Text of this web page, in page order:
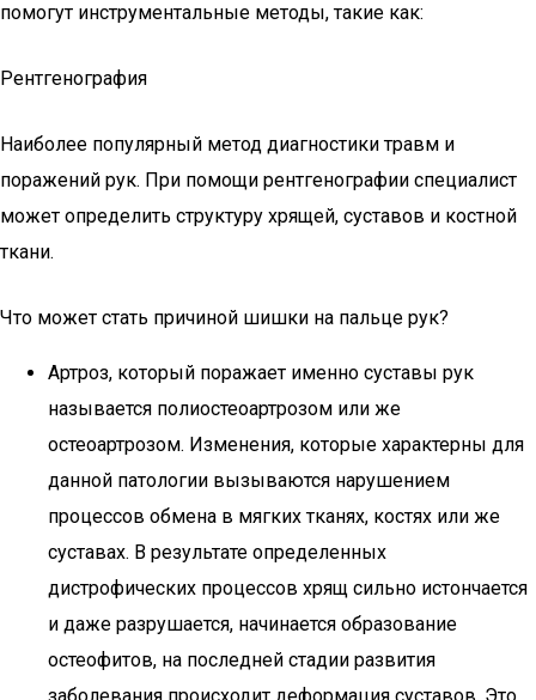
помогут инструментальные методы, такие как:
Рентгенография
Наиболее популярный метод диагностики травм и
поражений рук. При помощи рентгенографии специалист
может определить структуру хрящей, суставов и костной
ткани.
Что может стать причиной шишки на пальце рук?
Артроз, который поражает именно суставы рук
называется полиостеоартрозом или же
остеоартрозом. Изменения, которые характерны для
данной патологии вызываются нарушением
процессов обмена в мягких тканях, костях или же
суставах. В результате определенных
дистрофических процессов хрящ сильно истончается
и даже разрушается, начинается образование
остеофитов, на последней стадии развития